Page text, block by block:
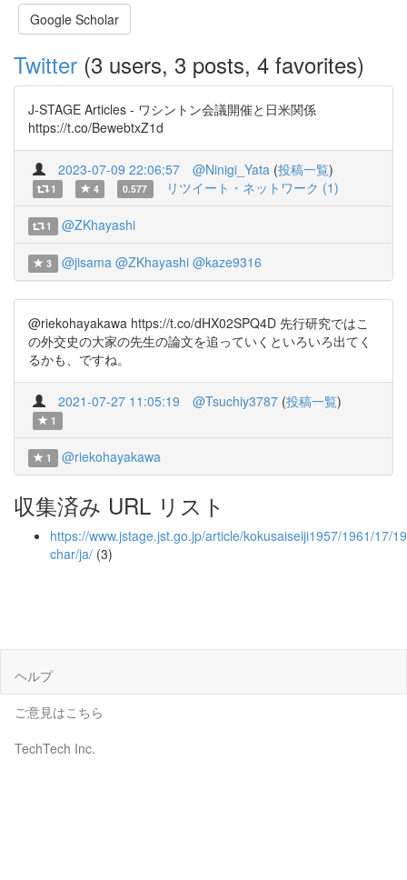
Google Scholar
Twitter (3 users, 3 posts, 4 favorites)
J-STAGE Articles - ワシントン会議開催と日米関係
https://t.co/BewebtxZ1d
2023-07-09 22:06:57 @Ninigi_Yata (投稿一覧)
1 4 0.577 リツイート・ネットワーク (1)
1 @ZKhayashi
3 @jisama @ZKhayashi @kaze9316
@riekohayakawa https://t.co/dHX02SPQ4D 先行研究ではこ
の外交史の大家の先生の論文を追っていくといろいろ出てく
るかも、ですね。
2021-07-27 11:05:19 @Tsuchiy3787 (投稿一覧)
1
1 @riekohayakawa
収集済み URL リスト
https://www.jstage.jst.go.jp/article/kokusaiseiji1957/1961/17/
char/ja/ (3)
ヘルプ
ご意見はこちら
TechTech Inc.